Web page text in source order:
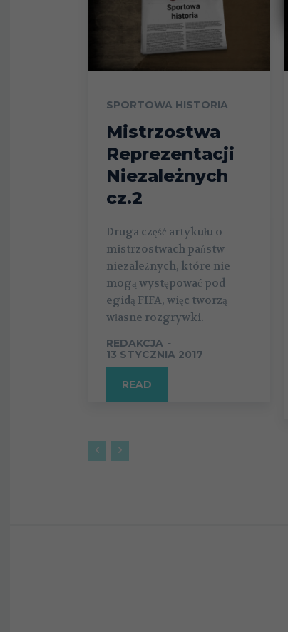
SPORTOWA HISTORIA
Mistrzostwa
Reprezentacji
Niezależnych
cz.2
Druga część artykułu o
mistrzostwach państw
niezależnych, które nie
mogą występować pod
egidą FIFA, więc tworzą
własne rozgrywki.
REDAKCJA -
13 STYCZNIA 2017
READ